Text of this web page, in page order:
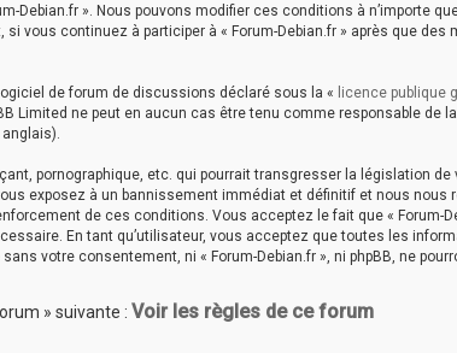
». Nous pouvons modifier ces conditions à n’importe
vous continuez à participer à « Forum-Debian.fr » après que
de forum de discussions déclaré sous la « licence publique
Limited ne peut en aucun cas être tenu comme responsable de
anglais).
pornographique, etc. qui pourrait transgresser la législation de
exposez à un bannissement immédiat et définitif et nous nous
de ces conditions. Vous acceptez le fait que « Forum-
En tant qu’utilisateur, vous acceptez que toutes les
votre consentement, ni « Forum-Debian.fr », ni phpBB, ne
» suivante : Voir les règles de ce forum